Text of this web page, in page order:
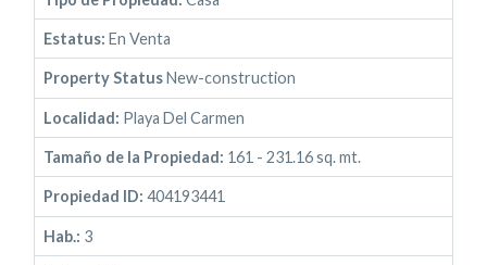
Estatus: En Venta
Property StatusNew-construction
Localidad: Playa Del Carmen
Tamaño de la Propiedad: 161 - 231.16 sq. mt.
Propiedad ID: 404193441
Hab.: 3